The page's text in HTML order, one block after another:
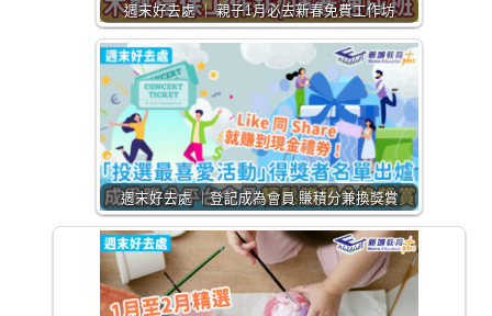
週末好去處 ｜ 親子1月必去新春免費工作坊
週末好去處 ｜登記成為會員 賺積分兼換獎賞